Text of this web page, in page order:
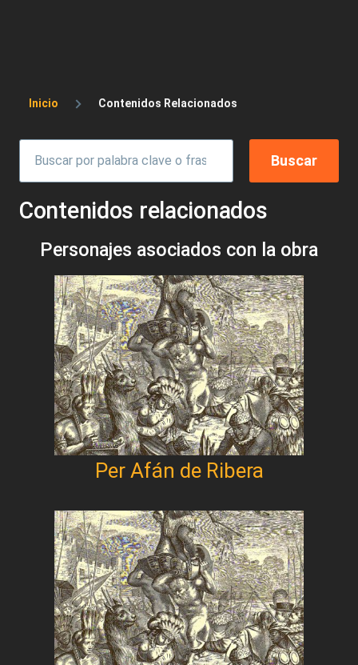
Sobrescribir enlaces de ayuda a la
Inicio Contenidos Relacionados
Contenidos relacionados
Personajes asociados con la obra
Per Afán de Ribera